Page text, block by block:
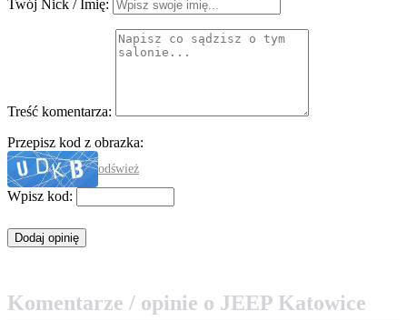
Twój Nick / Imię:
Treść komentarza:
Przepisz kod z obrazka:
odśwież
Wpisz kod:
Komentarze / opinie o JEEP Katowice